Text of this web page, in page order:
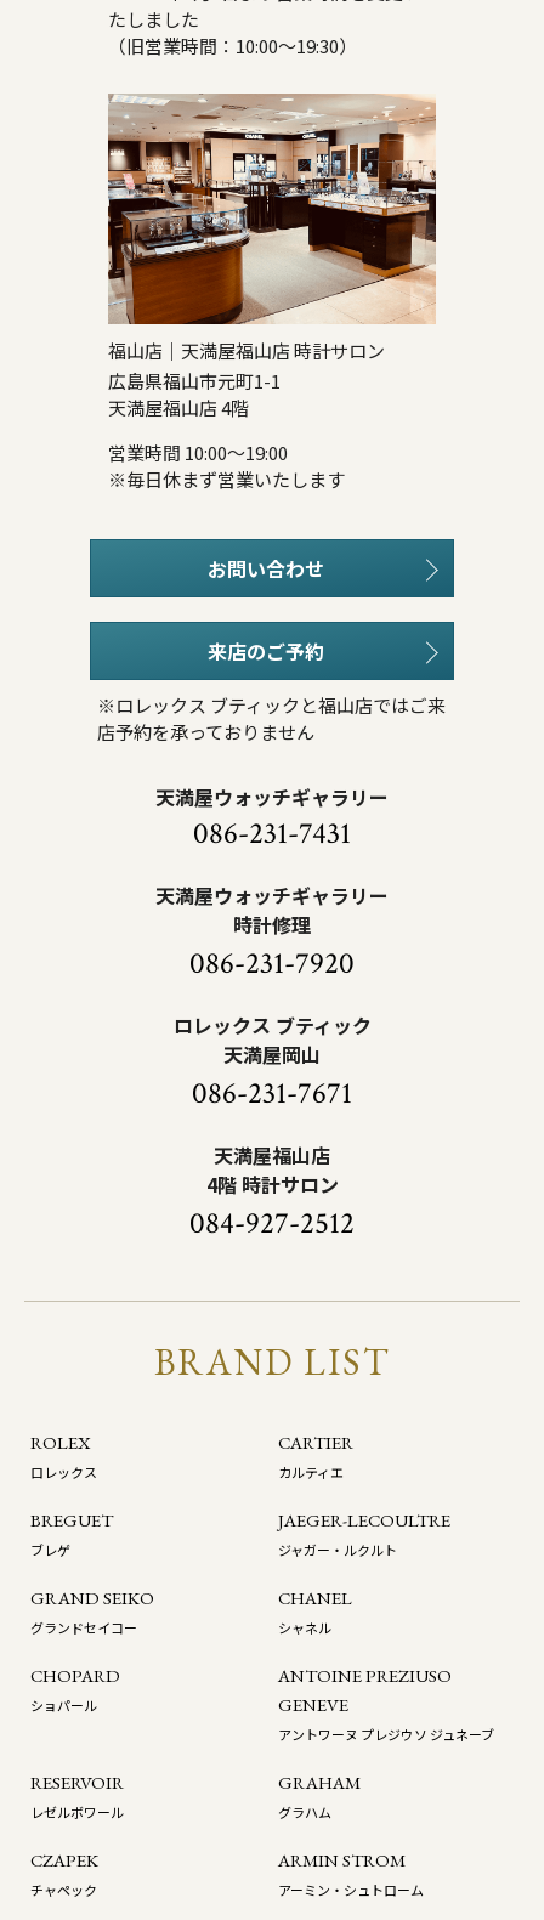
たしました
（旧営業時間：10:00～19:30）
福山店｜天満屋福山店 時計サロン
広島県福山市元町1-1
天満屋福山店 4階
営業時間 10:00～19:00
※毎日休まず営業いたします
お問い合わせ
来店のご予約
※ロレックス ブティックと福山店ではご来
店予約を承っておりません
天満屋ウォッチギャラリー
086-231-7431
天満屋ウォッチギャラリー
時計修理
086-231-7920
ロレックス ブティック
天満屋岡山
086-231-7671
天満屋福山店
4階 時計サロン
084-927-2512
BRAND LIST
ROLEX
ロレックス
CARTIER
カルティエ
BREGUET
ブレゲ
JAEGER-LECOULTRE
ジャガー・ルクルト
GRAND SEIKO
グランドセイコー
CHANEL
シャネル
CHOPARD
ショパール
ANTOINE PREZIUSO
GENEVE
アントワーヌ プレジウソ ジュネーブ
RESERVOIR
レゼルボワール
GRAHAM
グラハム
CZAPEK
チャペック
ARMIN STROM
アーミン・シュトローム